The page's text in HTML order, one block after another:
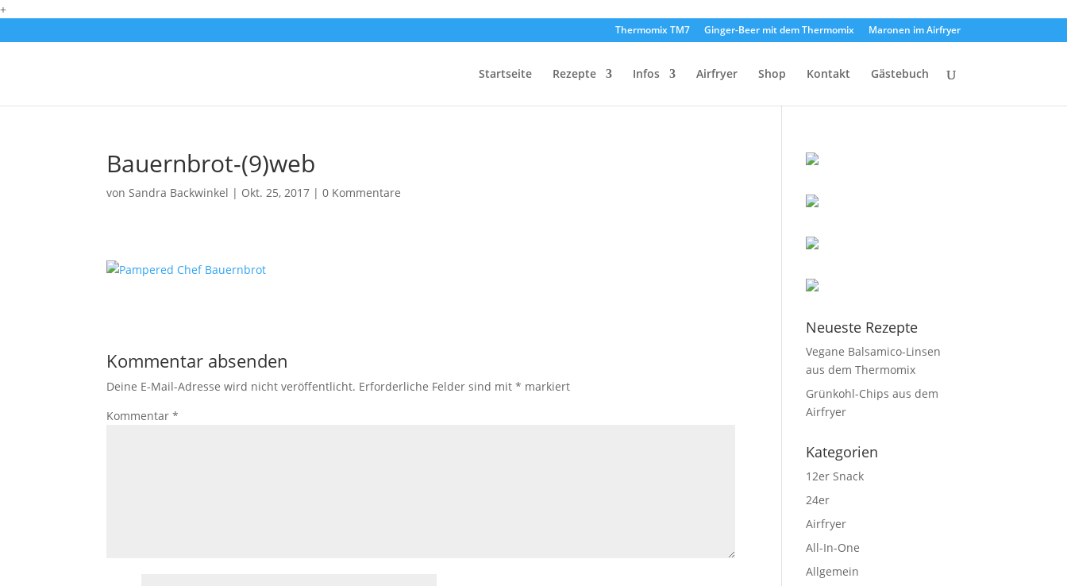
+
Thermomix TM7 Ginger-Beer mit dem Thermomix Maronen im Airfryer
Startseite Rezepte Infos Airfryer Shop Kontakt Gästebuch
Bauernbrot-(9)web
vonSandra Backwinkel | Okt. 25, 2017 |0 Kommentare
Kommentar absenden
Deine E-Mail-Adresse wird nicht veröffentlicht. Erforderliche Felder sind mit* markiert
Kommentar*
Neueste Rezepte
Vegane Balsamico-Linsen
aus dem Thermomix
Grünkohl-Chips aus dem
Airfryer
Kategorien
12er Snack
24er
Airfryer
All-In-One
Allgemein